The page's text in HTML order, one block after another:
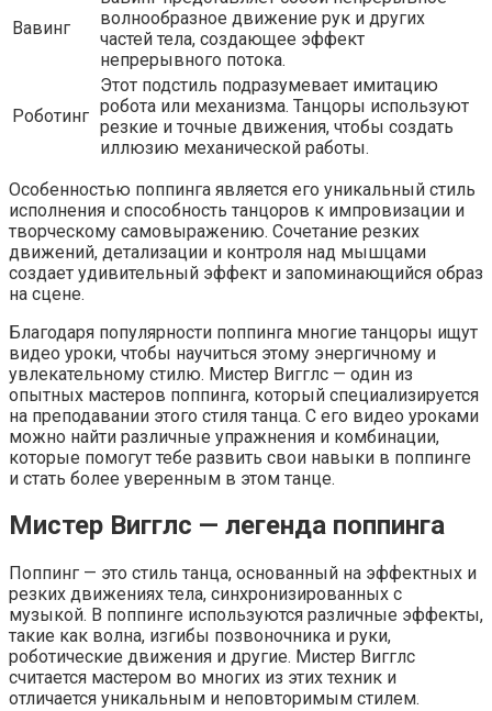
Вавинг
волнообразное движение рук и других
частей тела, создающее эффект
непрерывного потока.
Роботинг
Этот подстиль подразумевает имитацию
робота или механизма. Танцоры используют
резкие и точные движения, чтобы создать
иллюзию механической работы.
Особенностью поппинга является его уникальный стиль
исполнения и способность танцоров к импровизации и
творческому самовыражению. Сочетание резких
движений, детализации и контроля над мышцами
создает удивительный эффект и запоминающийся образ
на сцене.
Благодаря популярности поппинга многие танцоры ищут
видео уроки, чтобы научиться этому энергичному и
увлекательному стилю. Мистер Вигглс — один из
опытных мастеров поппинга, который специализируется
на преподавании этого стиля танца. С его видео уроками
можно найти различные упражнения и комбинации,
которые помогут тебе развить свои навыки в поппинге
и стать более уверенным в этом танце.
Мистер Вигглс — легенда поппинга
Поппинг — это стиль танца, основанный на эффектных и
резких движениях тела, синхронизированных с
музыкой. В поппинге используются различные эффекты,
такие как волна, изгибы позвоночника и руки,
роботические движения и другие. Мистер Вигглс
считается мастером во многих из этих техник и
отличается уникальным и неповторимым стилем.